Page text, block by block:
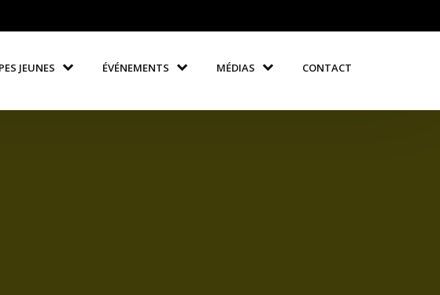
JEUNES ÉVÉNEMENTS MÉDIAS CONTACT